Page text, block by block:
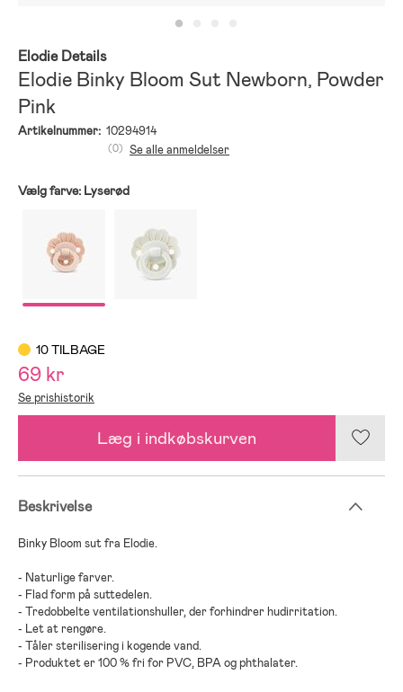
Elodie Details
Elodie Binky Bloom Sut Newborn, Powder
Pink
Artikelnummer: 10294914
(0) Se alle anmeldelser
Vælg farve: Lyserød
10 TILBAGE
69 kr
Se prishistorik
Læg i indkøbskurven
Beskrivelse
Binky Bloom sut fra Elodie.
- Naturlige farver.
- Flad form på suttedelen.
- Tredobbelte ventilationshuller, der forhindrer hudirritation.
- Let at rengøre.
- Tåler sterilisering i kogende vand.
- Produktet er 100 % fri for PVC, BPA og phthalater.